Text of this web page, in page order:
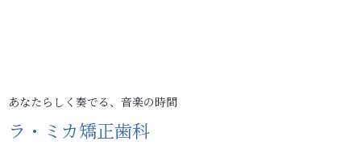
あなたらしく奏でる、音楽の時間
ラ・ミカ矯正歯科